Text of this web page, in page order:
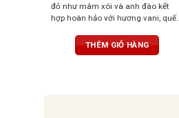
đỏ như mâm xôi và anh đào kết
hợp hoàn hảo với hương vani, quế
tannin mạnh mẽ, ấn tượng
THÊM GIỎ HÀNG